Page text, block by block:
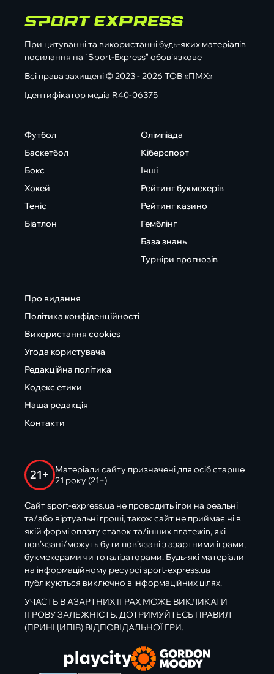
При цитуванні та використанні будь-яких матеріалів
посилання на "Sport-Express" обов'язкове
Всі права захищені © 2023 - 2026 ТОВ «ПМХ»
Ідентифікатор медіа R40-06375
Футбол
Баскетбол
Бокс
Хокей
Теніс
Біатлон
Олімпіада
Кіберспорт
Інші
Рейтинг букмекерів
Рейтинг казино
Гемблінг
База знань
Турніри прогнозів
Про видання
Політика конфіденційності
Використання cookies
Угода користувача
Редакційна політика
Кодекс етики
Наша редакція
Контакти
21+
Матеріали сайту призначені для осіб старше
21 року (21+)
Сайт sport-express.ua не проводить ігри на реальні
та/або віртуальні гроші, також сайт не приймає ні в
якій формі оплату ставок та/інших платежів, які
пов’язані/можуть бути пов’язані з азартними іграми,
букмекерами чи тоталізаторами. Будь-які матеріали
на інформаційному ресурсі sport-express.ua
публікуються виключно в інформаційних цілях.
УЧАСТЬ В АЗАРТНИХ ІГРАХ МОЖЕ ВИКЛИКАТИ
ІГРОВУ ЗАЛЕЖНІСТЬ. ДОТРИМУЙТЕСЬ ПРАВИЛ
(ПРИНЦИПІВ) ВІДПОВІДАЛЬНОЇ ГРИ.